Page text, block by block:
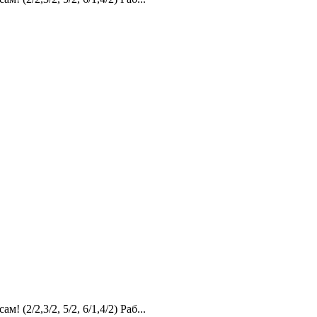
(2/2,3/2, 5/2, 6/1,4/2) Раб...